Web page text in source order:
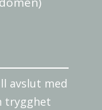
avslut med
trygghet